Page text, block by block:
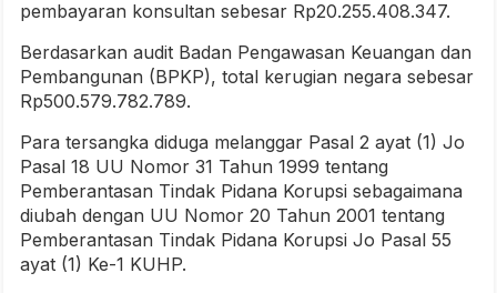
pembayaran konsultan sebesar Rp20.255.408.347.
Berdasarkan audit Badan Pengawasan Keuangan dan
Pembangunan (BPKP), total kerugian negara sebesar
Rp500.579.782.789.
Para tersangka diduga melanggar Pasal 2 ayat (1) Jo
Pasal 18 UU Nomor 31 Tahun 1999 tentang
Pemberantasan Tindak Pidana Korupsi sebagaimana
diubah dengan UU Nomor 20 Tahun 2001 tentang
Pemberantasan Tindak Pidana Korupsi Jo Pasal 55
ayat (1) Ke-1 KUHP.